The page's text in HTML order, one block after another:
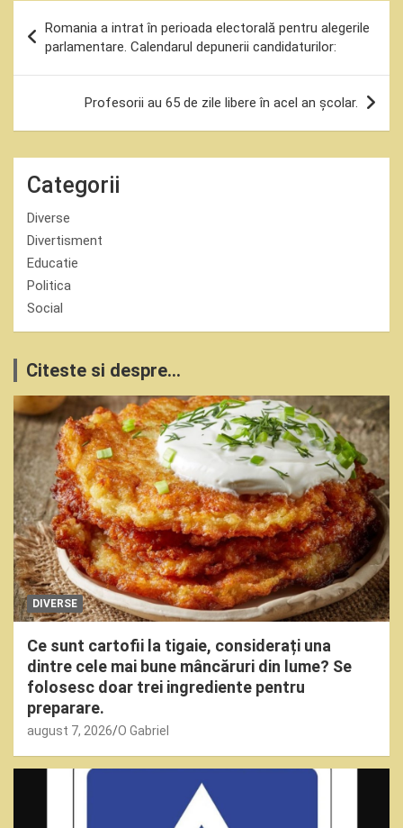
în
articole
Romania a intrat în perioada electorală pentru alegerile
parlamentare. Calendarul depunerii candidaturilor:
Profesorii au 65 de zile libere în acel an școlar.
Categorii
Diverse
Divertisment
Educatie
Politica
Social
Citeste si despre...
DIVERSE
Ce sunt cartofii la tigaie, considerați una
dintre cele mai bune mâncăruri din lume? Se
folosesc doar trei ingrediente pentru
preparare.
august 7, 2026 O Gabriel